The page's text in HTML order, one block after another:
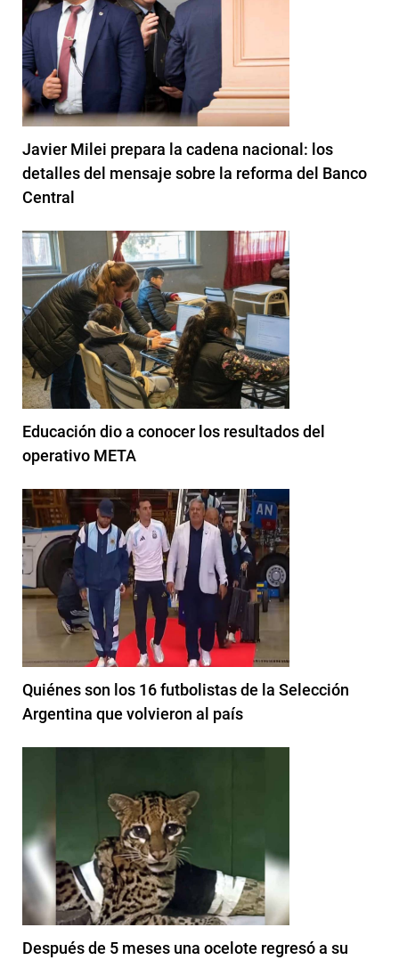
Javier Milei prepara la cadena nacional: los
detalles del mensaje sobre la reforma del Banco
Central
Educación dio a conocer los resultados del
operativo META
Quiénes son los 16 futbolistas de la Selección
Argentina que volvieron al país
Después de 5 meses una ocelote regresó a su